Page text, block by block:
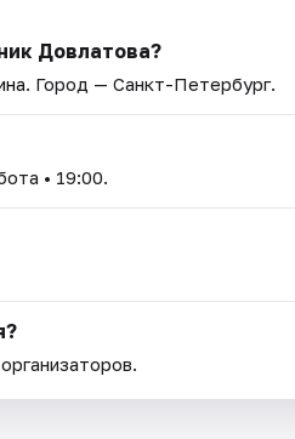
Довлатова?
. Город — Санкт-Петербург.
• 19:00.